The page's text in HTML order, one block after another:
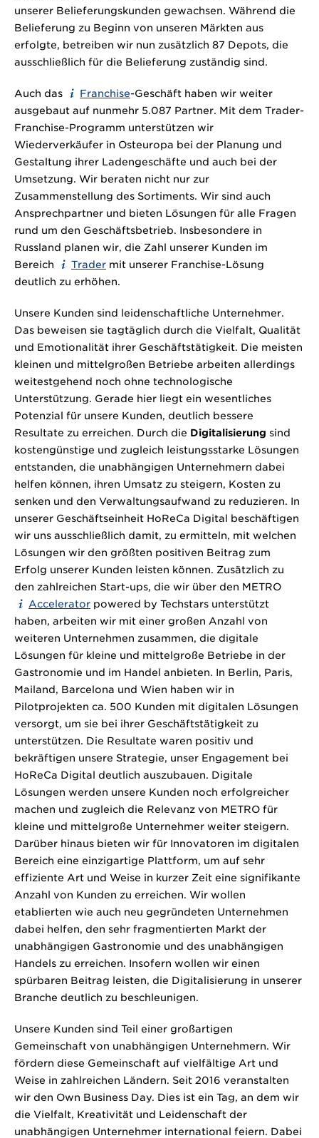
unserer Belieferungskunden gewachsen. Während die
Belieferung zu Beginn von unseren Märkten aus
erfolgte, betreiben wir nun zusätzlich 87 Depots, die
ausschließlich für die Belieferung zuständig sind.
Auch das Franchise-Geschäft haben wir weiter
ausgebaut auf nunmehr 5.087 Partner. Mit dem Trader-
Franchise-Programm unterstützen wir
Wiederverkäufer in Osteuropa bei der Planung und
Gestaltung ihrer Ladengeschäfte und auch bei der
Umsetzung. Wir beraten nicht nur zur
Zusammenstellung des Sortiments. Wir sind auch
Ansprechpartner und bieten Lösungen für alle Fragen
rund um den Geschäftsbetrieb. Insbesondere in
Russland planen wir, die Zahl unserer Kunden im
Bereich
Trader mit unserer Franchise-Lösung
deutlich zu erhöhen.
Unsere Kunden sind leidenschaftliche Unternehmer.
Das beweisen sie tagtäglich durch die Vielfalt, Qualität
und Emotionalität ihrer Geschäftstätigkeit. Die meisten
kleinen und mittelgroßen Betriebe arbeiten allerdings
weitestgehend noch ohne technologische
Unterstützung. Gerade hier liegt ein wesentliches
Potenzial für unsere Kunden, deutlich bessere
Resultate zu erreichen. Durch die Digitalisierung sind
kostengünstige und zugleich leistungsstarke Lösungen
entstanden, die unabhängigen Unternehmern dabei
helfen können, ihren Umsatz zu steigern, Kosten zu
senken und den Verwaltungsaufwand zu reduzieren. In
unserer Geschäftseinheit HoReCa Digital beschäftigen
wir uns ausschließlich damit, zu ermitteln, mit welchen
Lösungen wir den größten positiven Beitrag zum
Erfolg unserer Kunden leisten können. Zusätzlich zu
den zahlreichen Start-ups, die wir über den METRO
Accelerator powered by Techstars unterstützt
haben, arbeiten wir mit einer großen Anzahl von
weiteren Unternehmen zusammen, die digitale
Lösungen für kleine und mittelgroße Betriebe in der
Gastronomie und im Handel anbieten. In Berlin, Paris,
Mailand, Barcelona und Wien haben wir in
Pilotprojekten ca. 500 Kunden mit digitalen Lösungen
versorgt, um sie bei ihrer Geschäftstätigkeit zu
unterstützen. Die Resultate waren positiv und
bekräftigen unsere Strategie, unser Engagement bei
HoReCa Digital deutlich auszubauen. Digitale
Lösungen werden unsere Kunden noch erfolgreicher
machen und zugleich die Relevanz von METRO für
kleine und mittelgroße Unternehmer weiter steigern.
Darüber hinaus bieten wir für Innovatoren im digitalen
Bereich eine einzigartige Plattform, um auf sehr
effiziente Art und Weise in kurzer Zeit eine signifikante
Anzahl von Kunden zu erreichen. Wir wollen
etablierten wie auch neu gegründeten Unternehmen
dabei helfen, den sehr fragmentierten Markt der
unabhängigen Gastronomie und des unabhängigen
Handels zu erreichen. Insofern wollen wir einen
spürbaren Beitrag leisten, die Digitalisierung in unserer
Branche deutlich zu beschleunigen.
Unsere Kunden sind Teil einer großartigen
Gemeinschaft von unabhängigen Unternehmern. Wir
fördern diese Gemeinschaft auf vielfältige Art und
Weise in zahlreichen Ländern. Seit 2016 veranstalten
wir den Own Business Day. Dies ist ein Tag, an dem wir
die Vielfalt, Kreativität und Leidenschaft der
unabhängigen Unternehmer international feiern. Dabei